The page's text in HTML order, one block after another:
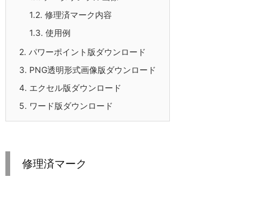
1.2. 修理済マーク内容
1.3. 使用例
2. パワーポイント版ダウンロード
3. PNG透明形式画像版ダウンロード
4. エクセル版ダウンロード
5. ワード版ダウンロード
修理済マーク